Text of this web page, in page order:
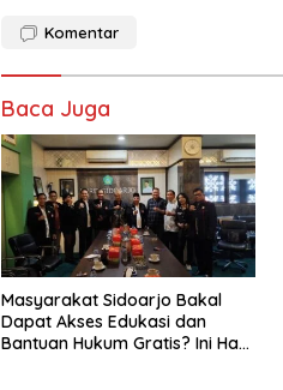
Komentar
Baca Juga
Masyarakat Sidoarjo Bakal
Dapat Akses Edukasi dan
Bantuan Hukum Gratis? Ini Hasil